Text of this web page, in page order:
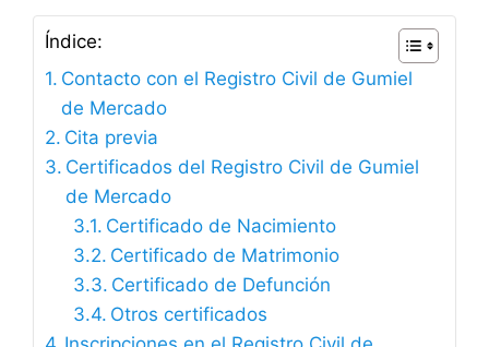
Índice:
Contacto con el Registro Civil de Gumiel
de Mercado
Cita previa
Certificados del Registro Civil de Gumiel
de Mercado
Certificado de Nacimiento
Certificado de Matrimonio
Certificado de Defunción
Otros certificados